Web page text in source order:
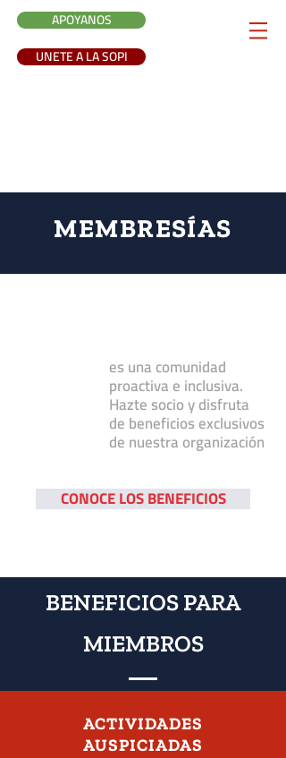
APOYANOS
UNETE A LA SOPI
MEMBRESÍAS
es una comunidad
proactiva e inclusiva.
Hazte socio y disfruta
de beneficios exclusivos
de nuestra organización
CONOCE LOS BENEFICIOS
BENEFICIOS PARA
MIEMBROS
ACTIVIDADES
AUSPICIADAS